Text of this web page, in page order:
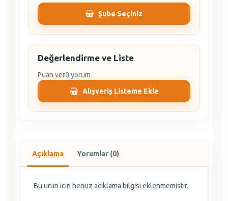
Şube Seçiniz
Değerlendirme ve Liste
Puan ver0 yorum
Alışveriş Listeme Ekle
Açıklama Yorumlar (0)
Bu urun icin henuz aciklama bilgisi eklenmemistir.